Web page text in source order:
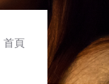
首頁